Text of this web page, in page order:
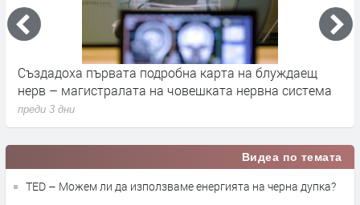
Създадоха първата подробна карта на блуждаещ
нерв – магистралата на човешката нервна система
преди 3 дни
Видеа по темата
TED – Можем ли да използваме енергията на черна дупка?